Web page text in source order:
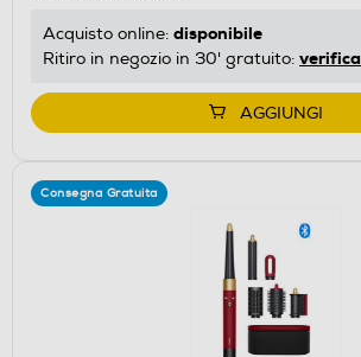
Acquisto online: disponibile
Ritiro in negozio in 30' gratuito: verifica
AGGIUNGI
Consegna Gratuita